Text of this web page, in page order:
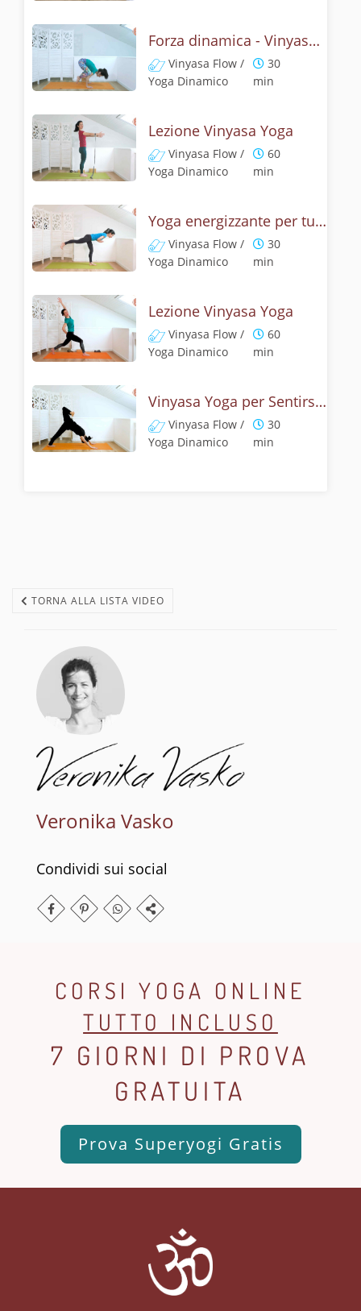
Forza dinamica - Vinyasa yoga con il corvo
Vinyasa Flow /
Yoga Dinamico
30
min
Lezione Vinyasa Yoga
Vinyasa Flow /
Yoga Dinamico
60
min
Yoga energizzante per tutto il corpo - Senza polsi
Vinyasa Flow /
Yoga Dinamico
30
min
Lezione Vinyasa Yoga
Vinyasa Flow /
Yoga Dinamico
60
min
Vinyasa Yoga per Sentirsi Bene
Vinyasa Flow /
Yoga Dinamico
30
min
TORNA ALLA LISTA VIDEO
Veronika Vasko
Condividi sui social
CORSI YOGA ONLINE
TUTTO INCLUSO
7 GIORNI DI PROVA
GRATUITA
Prova Superyogi Gratis